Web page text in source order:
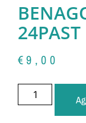
24PAST
€9,00